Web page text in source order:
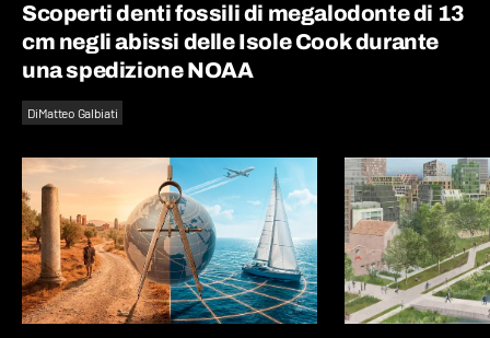
Scoperti denti fossili di megalodonte di 13
cm negli abissi delle Isole Cook durante
una spedizione NOAA
DiMatteo Galbiati